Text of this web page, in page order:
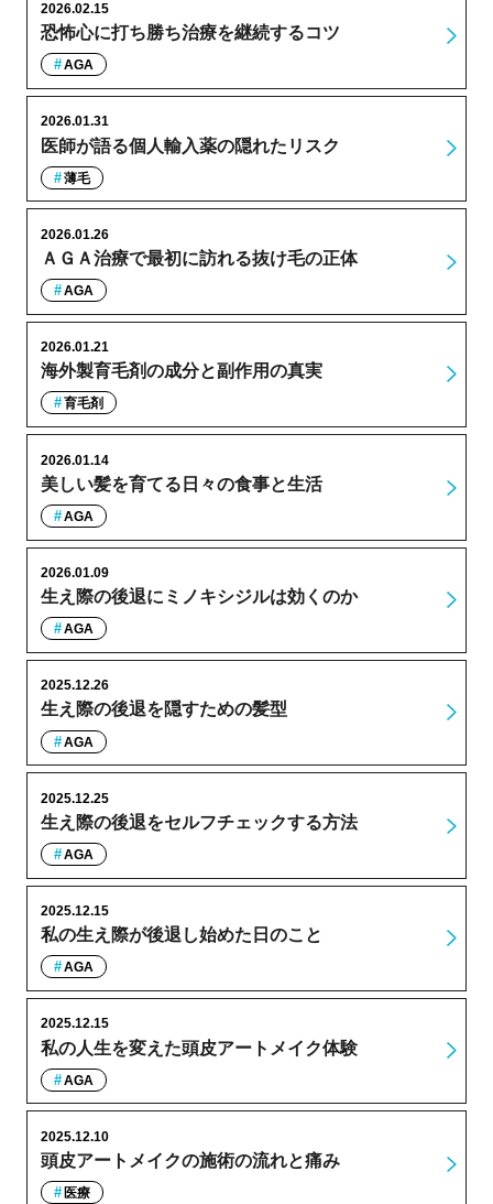
恐怖心に打ち勝ち治療を継続するコツ
2026.02.15
AGA
医師が語る個人輸入薬の隠れたリスク
2026.01.31
薄毛
ＡＧＡ治療で最初に訪れる抜け毛の正体
2026.01.26
AGA
海外製育毛剤の成分と副作用の真実
2026.01.21
育毛剤
美しい髪を育てる日々の食事と生活
2026.01.14
AGA
生え際の後退にミノキシジルは効くのか
2026.01.09
AGA
生え際の後退を隠すための髪型
2025.12.26
AGA
生え際の後退をセルフチェックする方法
2025.12.25
AGA
私の生え際が後退し始めた日のこと
2025.12.15
AGA
私の人生を変えた頭皮アートメイク体験
2025.12.15
AGA
頭皮アートメイクの施術の流れと痛み
2025.12.10
医療